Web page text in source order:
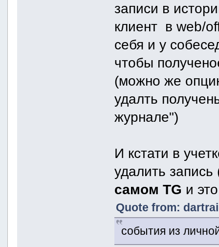
записи в
клиент в web/
себя и у
чтобы
(можно же
удалть
журнале")
И кстати в
удалить
самом TG и
Quote from:
события из